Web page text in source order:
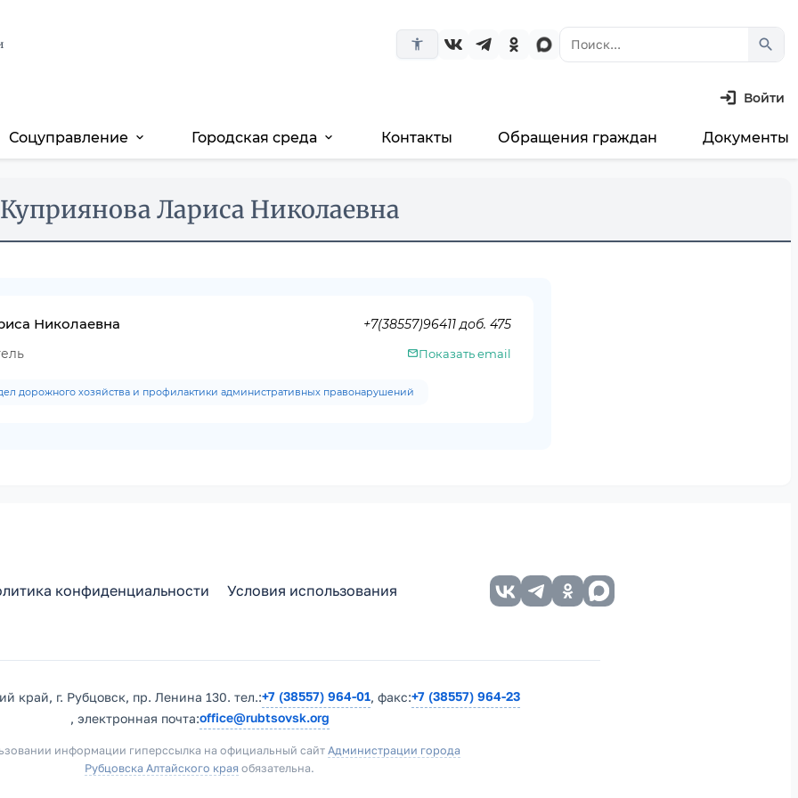
accessibility_new search
Войти
Соцуправление expand_more Городская среда expand_more Контакты Обращения граждан Документы
Куприянова Лариса Николаевна
Николаевна
+7(38557)96411 доб. 475
Показать email
дорожного хозяйства и профилактики административных правонарушений
конфиденциальности Условия использования
край, г. Рубцовск, пр. Ленина 130. тел.:+7 (38557) 964-01, факс:+7 (38557) 964-23
, электронная почта:office@rubtsovsk.org
информации гиперссылка на официальный сайт Администрации города
Рубцовска Алтайского края обязательна.